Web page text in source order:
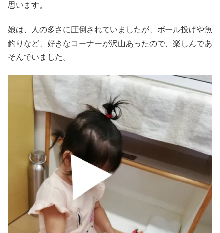
思います。
娘は、人の多さに圧倒されていましたが、ボール投げや魚
釣りなど、好きなコーナーが沢山あったので、楽しんであ
そんでいました。